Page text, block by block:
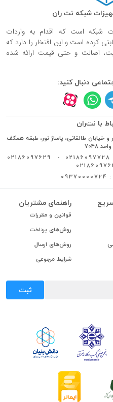
شبکه نت ران
شبکه است که اقدام به واردات
کرده است و این افتخار را دارد که
اصالت و حتی قیمت ارائه شده
دنبال کنید:
با نت‌ران
طالقانی، پاساژ نور، طبقه همکف
7048
02186097728
02186097629
09370000724
راهنمای مشتریان
قوانین و مقررات
روش‌های پرداخت
روش‌های ارسال
شرایط مرجوعی
ثبت